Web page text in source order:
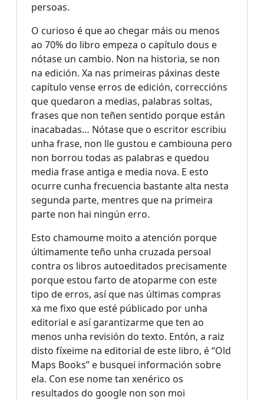
persoas.
O curioso é que ao chegar máis ou menos
ao 70% do libro empeza o capítulo dous e
nótase un cambio. Non na historia, se non
na edición. Xa nas primeiras páxinas deste
capítulo vense erros de edición, correccións
que quedaron a medias, palabras soltas,
frases que non teñen sentido porque están
inacabadas… Nótase que o escritor escribiu
unha frase, non lle gustou e cambiouna pero
non borrou todas as palabras e quedou
media frase antiga e media nova. E esto
ocurre cunha frecuencia bastante alta nesta
segunda parte, mentres que na primeira
parte non hai ningún erro.
Esto chamoume moito a atención porque
últimamente teño unha cruzada persoal
contra os libros autoeditados precisamente
porque estou farto de atoparme con este
tipo de erros, así que nas últimas compras
xa me fixo que esté públicado por unha
editorial e así garantizarme que ten ao
menos unha revisión do texto. Entón, a raiz
disto fíxeime na editorial de este libro, é “Old
Maps Books” e busquei información sobre
ela. Con ese nome tan xenérico os
resultados do google non son moi